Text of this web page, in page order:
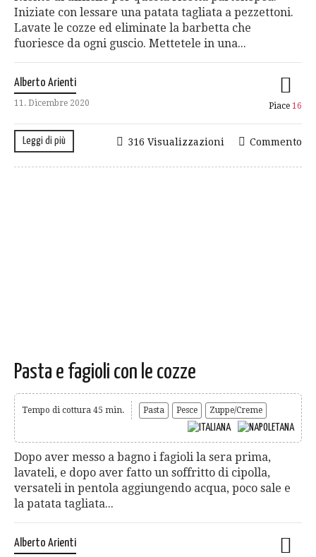
Iniziate con lessare una patata tagliata a pezzettoni.
Lavate le cozze ed eliminate la barbetta che
fuoriesce da ogni guscio. Mettetele in una...
Alberto Arienti
11. Dicembre 2020 Piace 16
Leggi di più Commento
316 Visualizzazioni
Pasta e fagioli con le cozze
Tempo di cottura 45 min. Pasta Pesce Zuppe/Creme
Dopo aver messo a bagno i fagioli la sera prima,
lavateli, e dopo aver fatto un soffritto di cipolla,
versateli in pentola aggiungendo acqua, poco sale e
la patata tagliata...
Alberto Arienti